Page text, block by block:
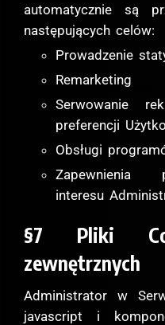
automatycznie są
następujących celów:
Prowadzenie
Remarketing
Serwowanie
preferencji
Obsługi
Zapewnienia
interesu
§7 Pliki
zewnętrznych
Administrator w
javascript i